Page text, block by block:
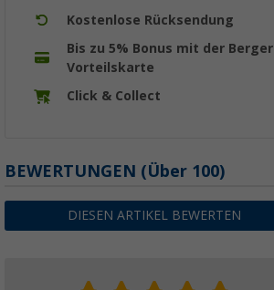
Kostenlose Rücksendung
Bis zu 5% Bonus mit der Berger
Vorteilskarte
Click & Collect
BEWERTUNGEN (Über 100)
DIESEN ARTIKEL BEWERTEN